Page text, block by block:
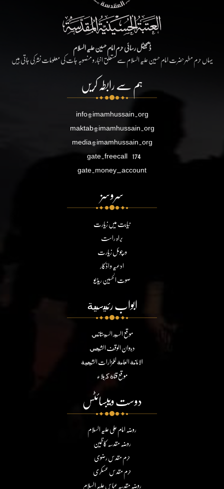
ڈیجیٹل رسائی حرم امام حسین علیہ السلام
یہاں حرم مطہر حضرت امام حسین علیہ السلام سے متعلق اخبار و منصوبہ جات کی معلومات نشر کی جاتی ہیں
ہم سے رابطہ کریں
info@imamhussain.org
maktab@imamhussain.org
media@imamhussain.org
gate.freecall 174
gate.money_account
سروسز
نیابت میں زیارت
براہ راست
ورچوئل زیارت
ادعیہ و اذکار
صوت الحسین ریڈیو
ابواب رئيسية
موقع السيد السيستاني
ديوان الوقف الشيعي
الامانة العامة للمزارات الشيعية
موقع قناة كربلاء
دوست ویبسائٹس
روضہ امام علی علیہ السلام
روضہ مقدسہ کاظمین
حرم مقدس رضوی
حرم مقدس عسکری
روضہ مقدسہ عباس علیہ السلام